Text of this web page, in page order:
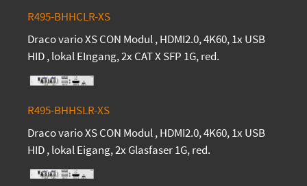
R495-BHHCLR-XS
Draco vario XS CON Modul , HDMI2.0, 4K60, 1x USB
HID , lokal EIngang, 2x CAT X SFP 1G, red.
R495-BHHSLR-XS
Draco vario XS CON Modul , HDMI2.0, 4K60, 1x USB
HID , lokal Eigang, 2x Glasfaser 1G, red.